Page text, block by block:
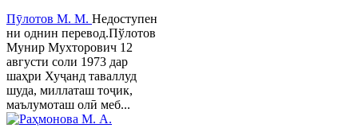
Пӯлотов М. М. Недоступен
ни однин перевод.Пўлотов
Мунир Мухторович 12
августи соли 1973 дар
шаҳри Хуҷанд таваллуд
шуда, миллаташ тоҷик,
маълумоташ олӣ меб...